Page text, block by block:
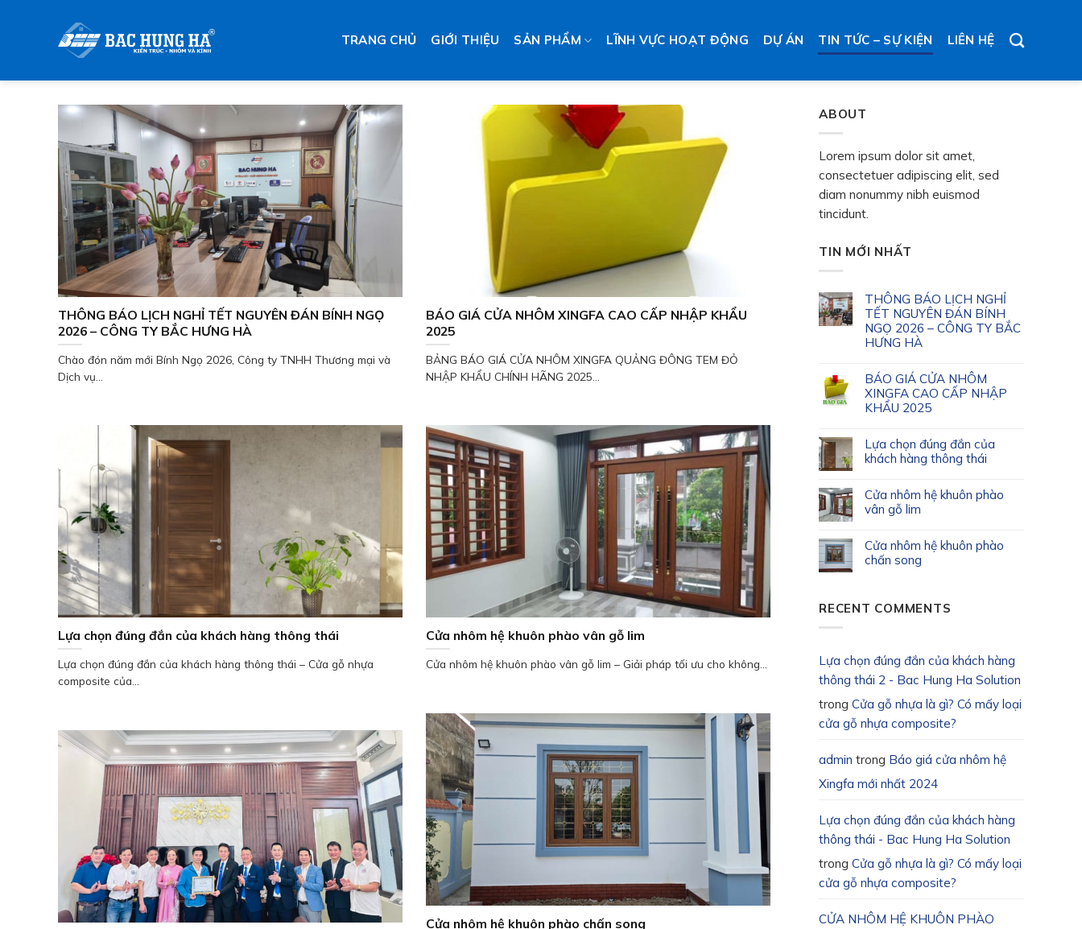
TRANG CHỦ GIỚI THIỆU SẢN PHẨM LĨNH VỰC HOẠT ĐỘNG DỰ ÁN TIN TỨC – SỰ KIỆN LIÊN HỆ
THÔNG BÁO LỊCH NGHỈ TẾT NGUYÊN ĐÁN BÍNH NGỌ
2026 – CÔNG TY BẮC HƯNG HÀ
Chào đón năm mới Bính Ngọ 2026, Công ty TNHH Thương mại và
Dịch vụ...
BÁO GIÁ CỬA NHÔM XINGFA CAO CẤP NHẬP KHẨU
2025
BẢNG BÁO GIÁ CỬA NHÔM XINGFA QUẢNG ĐÔNG TEM ĐỎ
NHẬP KHẨU CHÍNH HÃNG 2025...
Lựa chọn đúng đắn của khách hàng thông thái
Lựa chọn đúng đắn của khách hàng thông thái – Cửa gỗ nhựa
composite của...
Cửa nhôm hệ khuôn phào vân gỗ lim
Cửa nhôm hệ khuôn phào vân gỗ lim – Giải pháp tối ưu cho không...
Cửa nhôm hệ khuôn phào chấn song
ABOUT
Lorem ipsum dolor sit amet,
consectetuer adipiscing elit, sed
diam nonummy nibh euismod
tincidunt.
TIN MỚI NHẤT
THÔNG BÁO LỊCH NGHỈ
TẾT NGUYÊN ĐÁN BÍNH
NGỌ 2026 – CÔNG TY BẮC
HƯNG HÀ
BÁO GIÁ CỬA NHÔM
XINGFA CAO CẤP NHẬP
KHẨU 2025
Lựa chọn đúng đắn của
khách hàng thông thái
Cửa nhôm hệ khuôn phào
vân gỗ lim
Cửa nhôm hệ khuôn phào
chấn song
RECENT COMMENTS
Lựa chọn đúng đắn của khách hàng
thông thái 2 - Bac Hung Ha Solution
trong Cửa gỗ nhựa là gì? Có mấy loại
cửa gỗ nhựa composite?
admin trong Báo giá cửa nhôm hệ
Xingfa mới nhất 2024
Lựa chọn đúng đắn của khách hàng
thông thái - Bac Hung Ha Solution
trong Cửa gỗ nhựa là gì? Có mấy loại
cửa gỗ nhựa composite?
CỬA NHÔM HỆ KHUÔN PHÀO